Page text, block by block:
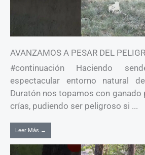
AVANZAMOS A PESAR DEL
#continuación Haciendo
espectacular entorno natural
Duratón nos topamos con ganado
crías, pudiendo ser peligroso si ...
Leer Más →